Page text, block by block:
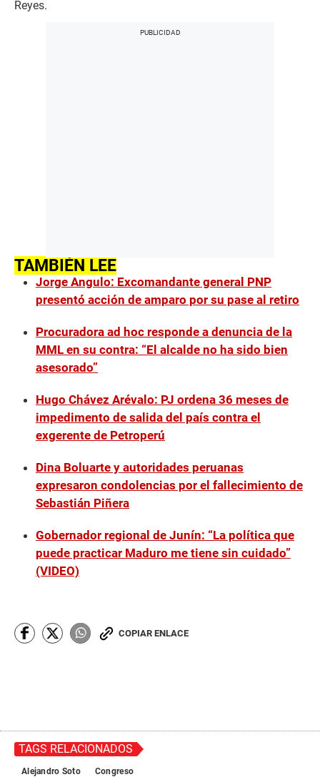
Reyes.
TAMBIÉN LEE
Jorge Angulo: Excomandante general PNP
presentó acción de amparo por su pase al retiro
Procuradora ad hoc responde a denuncia de la
MML en su contra: “El alcalde no ha sido bien
asesorado”
Hugo Chávez Arévalo: PJ ordena 36 meses de
impedimento de salida del país contra el
exgerente de Petroperú
Dina Boluarte y autoridades peruanas
expresaron condolencias por el fallecimiento de
Sebastián Piñera
Gobernador regional de Junín: “La política que
puede practicar Maduro me tiene sin cuidado”
(VIDEO)
COPIAR ENLACE
TAGS RELACIONADOS
Alejandro Soto Congreso